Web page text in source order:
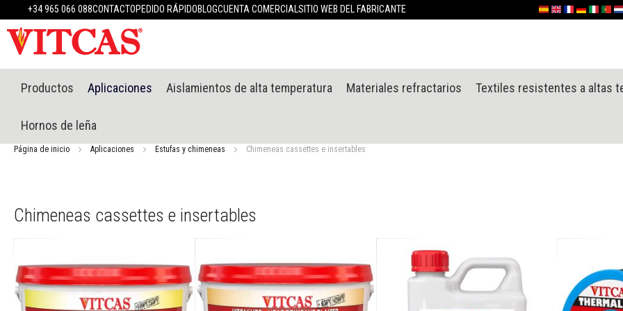
+34 965 066 088CONTACTOPEDIDO RÁPIDOBLOGCUENTA COMERCIALSITIO WEB DEL FABRICANTE
al
Español
English (UK)
FranceDeutschland
Italia
Productos
Materiales
refractarios
Masillas
Sistema
resistente
calor
cementos
altas
temperaturas
Productos Aplicaciones Aislamientos de alta temperatura Materiales refractarios Textiles resistentes a altas
Hornos de leña
Página de inicio Aplicaciones Estufas y chimeneas Chimeneas cassettes e insertables
Chimeneas cassettes e insertables